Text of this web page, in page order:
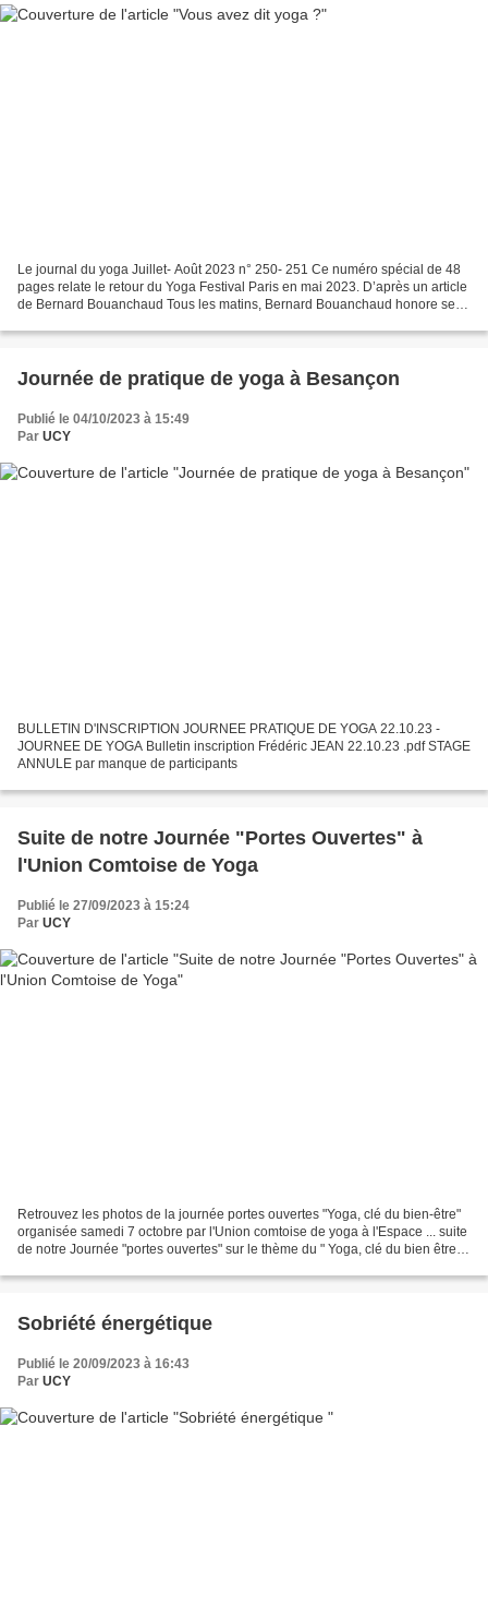
Le journal du yoga Juillet- Août 2023 n° 250- 251 Ce numéro spécial de 48
pages relate le retour du Yoga Festival Paris en mai 2023. D’après un article
de Bernard Bouanchaud Tous les matins, Bernard Bouanchaud honore ses
Journée de pratique de yoga à Besançon
Publié le 04/10/2023 à 15:49
Par UCY
BULLETIN D'INSCRIPTION JOURNEE PRATIQUE DE YOGA 22.10.23 -
JOURNEE DE YOGA Bulletin inscription Frédéric JEAN 22.10.23 .pdf STAGE
ANNULE par manque de participants
Suite de notre Journée "Portes Ouvertes" à
l'Union Comtoise de Yoga
Publié le 27/09/2023 à 15:24
Par UCY
Retrouvez les photos de la journée portes ouvertes "Yoga, clé du bien-être"
organisée samedi 7 octobre par l'Union comtoise de yoga à l'Espace ... suite
de notre Journée "portes ouvertes" sur le thème du " Yoga, clé du bien être "
Sobriété énergétique
Publié le 20/09/2023 à 16:43
Par UCY